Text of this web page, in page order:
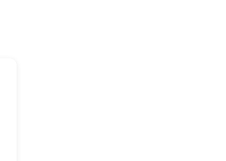
manfaat untuk
karena dengan
yang prima.
manfaat yang baik